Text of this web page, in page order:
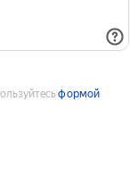
формой